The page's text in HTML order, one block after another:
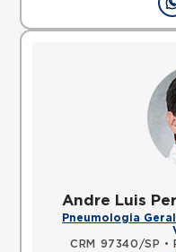
Andre Luis
Pneumologia Geral
CRM 97340/SP •